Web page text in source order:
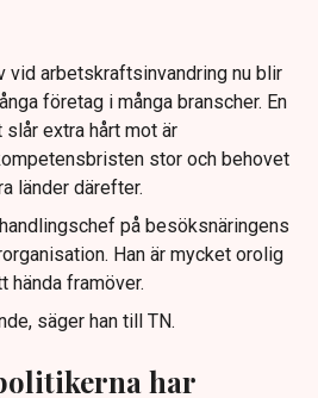
vid arbetskraftsinvandring nu blir
företag i många branscher. En
extra hårt mot är
stor och behovet
länder därefter.
på besöksnäringens
Han är mycket orolig
hända framöver.
säger han till TN.
har